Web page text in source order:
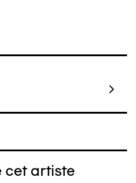
cet artiste